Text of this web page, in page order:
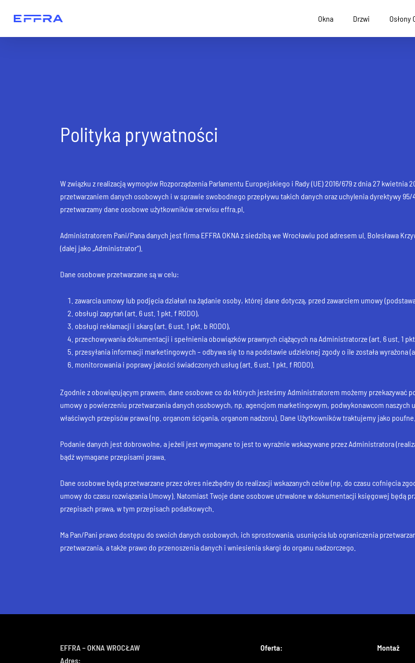
Okna Drzwi Osłony
Polityka prywatności
W związku z realizacją wymogów Rozporządzenia Parlamentu Europejskiego i Rady (UE) 2016/679 z dnia 27 kwietnia
przetwarzaniem danych osobowych i w sprawie swobodnego przepływu takich danych oraz uchylenia dyrektywy 95/
przetwarzamy dane osobowe użytkowników serwisu effra.pl.
Administratorem Pani/Pana danych jest firma EFFRA OKNA z siedzibą we Wrocławiu pod adresem ul. Bolesława
(dalej jako „Administrator“).
Dane osobowe przetwarzane są w celu:
zawarcia umowy lub podjęcia działań na żądanie osoby, której dane dotyczą, przed zawarciem umowy
obsługi zapytań (art. 6 ust. 1 pkt. f RODO),
obsługi reklamacji i skarg (art. 6 ust. 1 pkt. b RODO),
przechowywania dokumentacji i spełnienia obowiązków prawnych ciążących na Administratorze (art. 6 ust. 1 pkt.
przesyłania informacji marketingowych – odbywa się to na podstawie udzielonej zgody o ile została wyrażona
monitorowania i poprawy jakości świadczonych usług (art. 6 ust. 1 pkt. f RODO).
Zgodnie z obowiązującym prawem, dane osobowe co do których jesteśmy Administratorem możemy przekazywać
umowy o powierzeniu przetwarzania danych osobowych, np. agencjom marketingowym, podwykonawcom naszych
właściwych przepisów prawa (np. organom ścigania, organom nadzoru). Dane Użytkowników traktujemy jako poufne.
Podanie danych jest dobrowolne, a jeżeli jest wymagane to jest to wyraźnie wskazywane przez Administratora
bądź wymagane przepisami prawa.
Dane osobowe będą przetwarzane przez okres niezbędny do realizacji wskazanych celów (np. do czasu cofnięcia
umowy do czasu rozwiązania Umowy). Natomiast Twoje dane osobowe utrwalone w dokumentacji księgowej będą
przepisach prawa, w tym przepisach podatkowych.
Ma Pan/Pani prawo dostępu do swoich danych osobowych, ich sprostowania, usunięcia lub ograniczenia
przetwarzania, a także prawo do przenoszenia danych i wniesienia skargi do organu nadzorczego.
EFFRA – OKNA WROCŁAW
Adres:
Oferta:
Montaż